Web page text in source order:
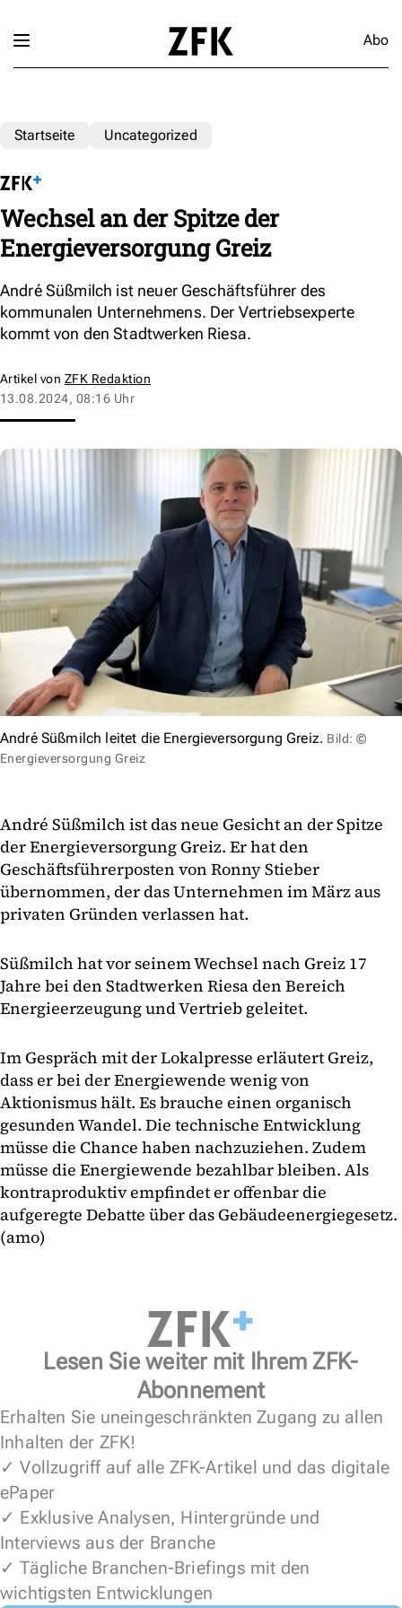
Abo
Startseite Uncategorized
Wechsel an der Spitze der
Energieversorgung Greiz
André Süßmilch ist neuer Geschäftsführer des
kommunalen Unternehmens. Der Vertriebsexperte
kommt von den Stadtwerken Riesa.
Artikel von ZFK Redaktion
13.08.2024, 08:16 Uhr
André Süßmilch leitet die Energieversorgung Greiz. Bild: ©
Energieversorgung Greiz
André Süßmilch ist das neue Gesicht an der Spitze
der Energieversorgung Greiz. Er hat den
Geschäftsführerposten von Ronny Stieber
übernommen, der das Unternehmen im März aus
privaten Gründen verlassen hat.
Süßmilch hat vor seinem Wechsel nach Greiz 17
Jahre bei den Stadtwerken Riesa den Bereich
Energieerzeugung und Vertrieb geleitet.
Im Gespräch mit der Lokalpresse erläutert Greiz,
dass er bei der Energiewende wenig von
Aktionismus hält. Es brauche einen organisch
gesunden Wandel. Die technische Entwicklung
müsse die Chance haben nachzuziehen. Zudem
müsse die Energiewende bezahlbar bleiben. Als
kontraproduktiv empfindet er offenbar die
aufgeregte Debatte über das Gebäudeenergiegesetz.
(amo)
Lesen Sie weiter mit Ihrem ZFK-
Abonnement
Erhalten Sie uneingeschränkten Zugang zu allen
Inhalten der ZFK!
✓ Vollzugriff auf alle ZFK-Artikel und das digitale
ePaper
✓ Exklusive Analysen, Hintergründe und
Interviews aus der Branche
✓ Tägliche Branchen-Briefings mit den
wichtigsten Entwicklungen